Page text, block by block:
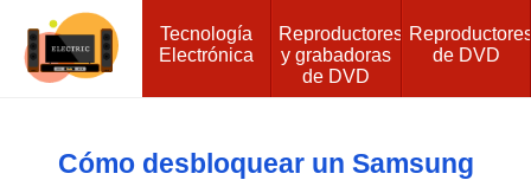
Tecnología
Electrónica
Reproductores
y grabadoras
de DVD
de DVD
Cómo desbloquear un Samsung